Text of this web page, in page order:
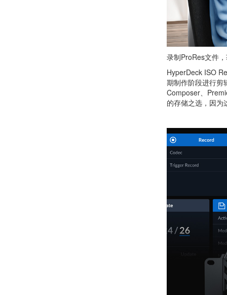
录制ProRes文件
HyperDeck ISO
期制作阶段进行剪
Composer、
的存储之选，因为